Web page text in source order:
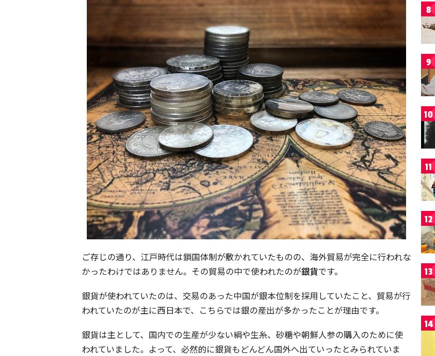
ご存じの通り、江戸時代は鎖国体制が敷かれていたものの、海外貿易が完全に行われな
かったわけではありません。その貿易の中で使われたのが銀貨です。
銀貨が使われていたのは、交易のあった中国が銀本位制を採用していたこと、貿易が行
われていたのが主に西日本で、こちらでは銀の産出が多かったことが理由です。
銀貨は主として、国内での生産が少ない絹や生糸、砂糖や朝鮮人参の購入のために使
われていました。よって、必然的に銀貨もどんどん国外へ出ていったとみられていま
8
9
10
11
12
13
14